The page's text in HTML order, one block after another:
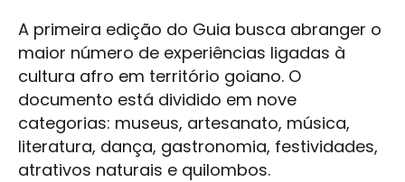
A primeira edição do Guia busca abranger o
maior número de experiências ligadas à
cultura afro em território goiano. O
documento está dividido em nove
categorias: museus, artesanato, música,
literatura, dança, gastronomia, festividades,
atrativos naturais e quilombos.